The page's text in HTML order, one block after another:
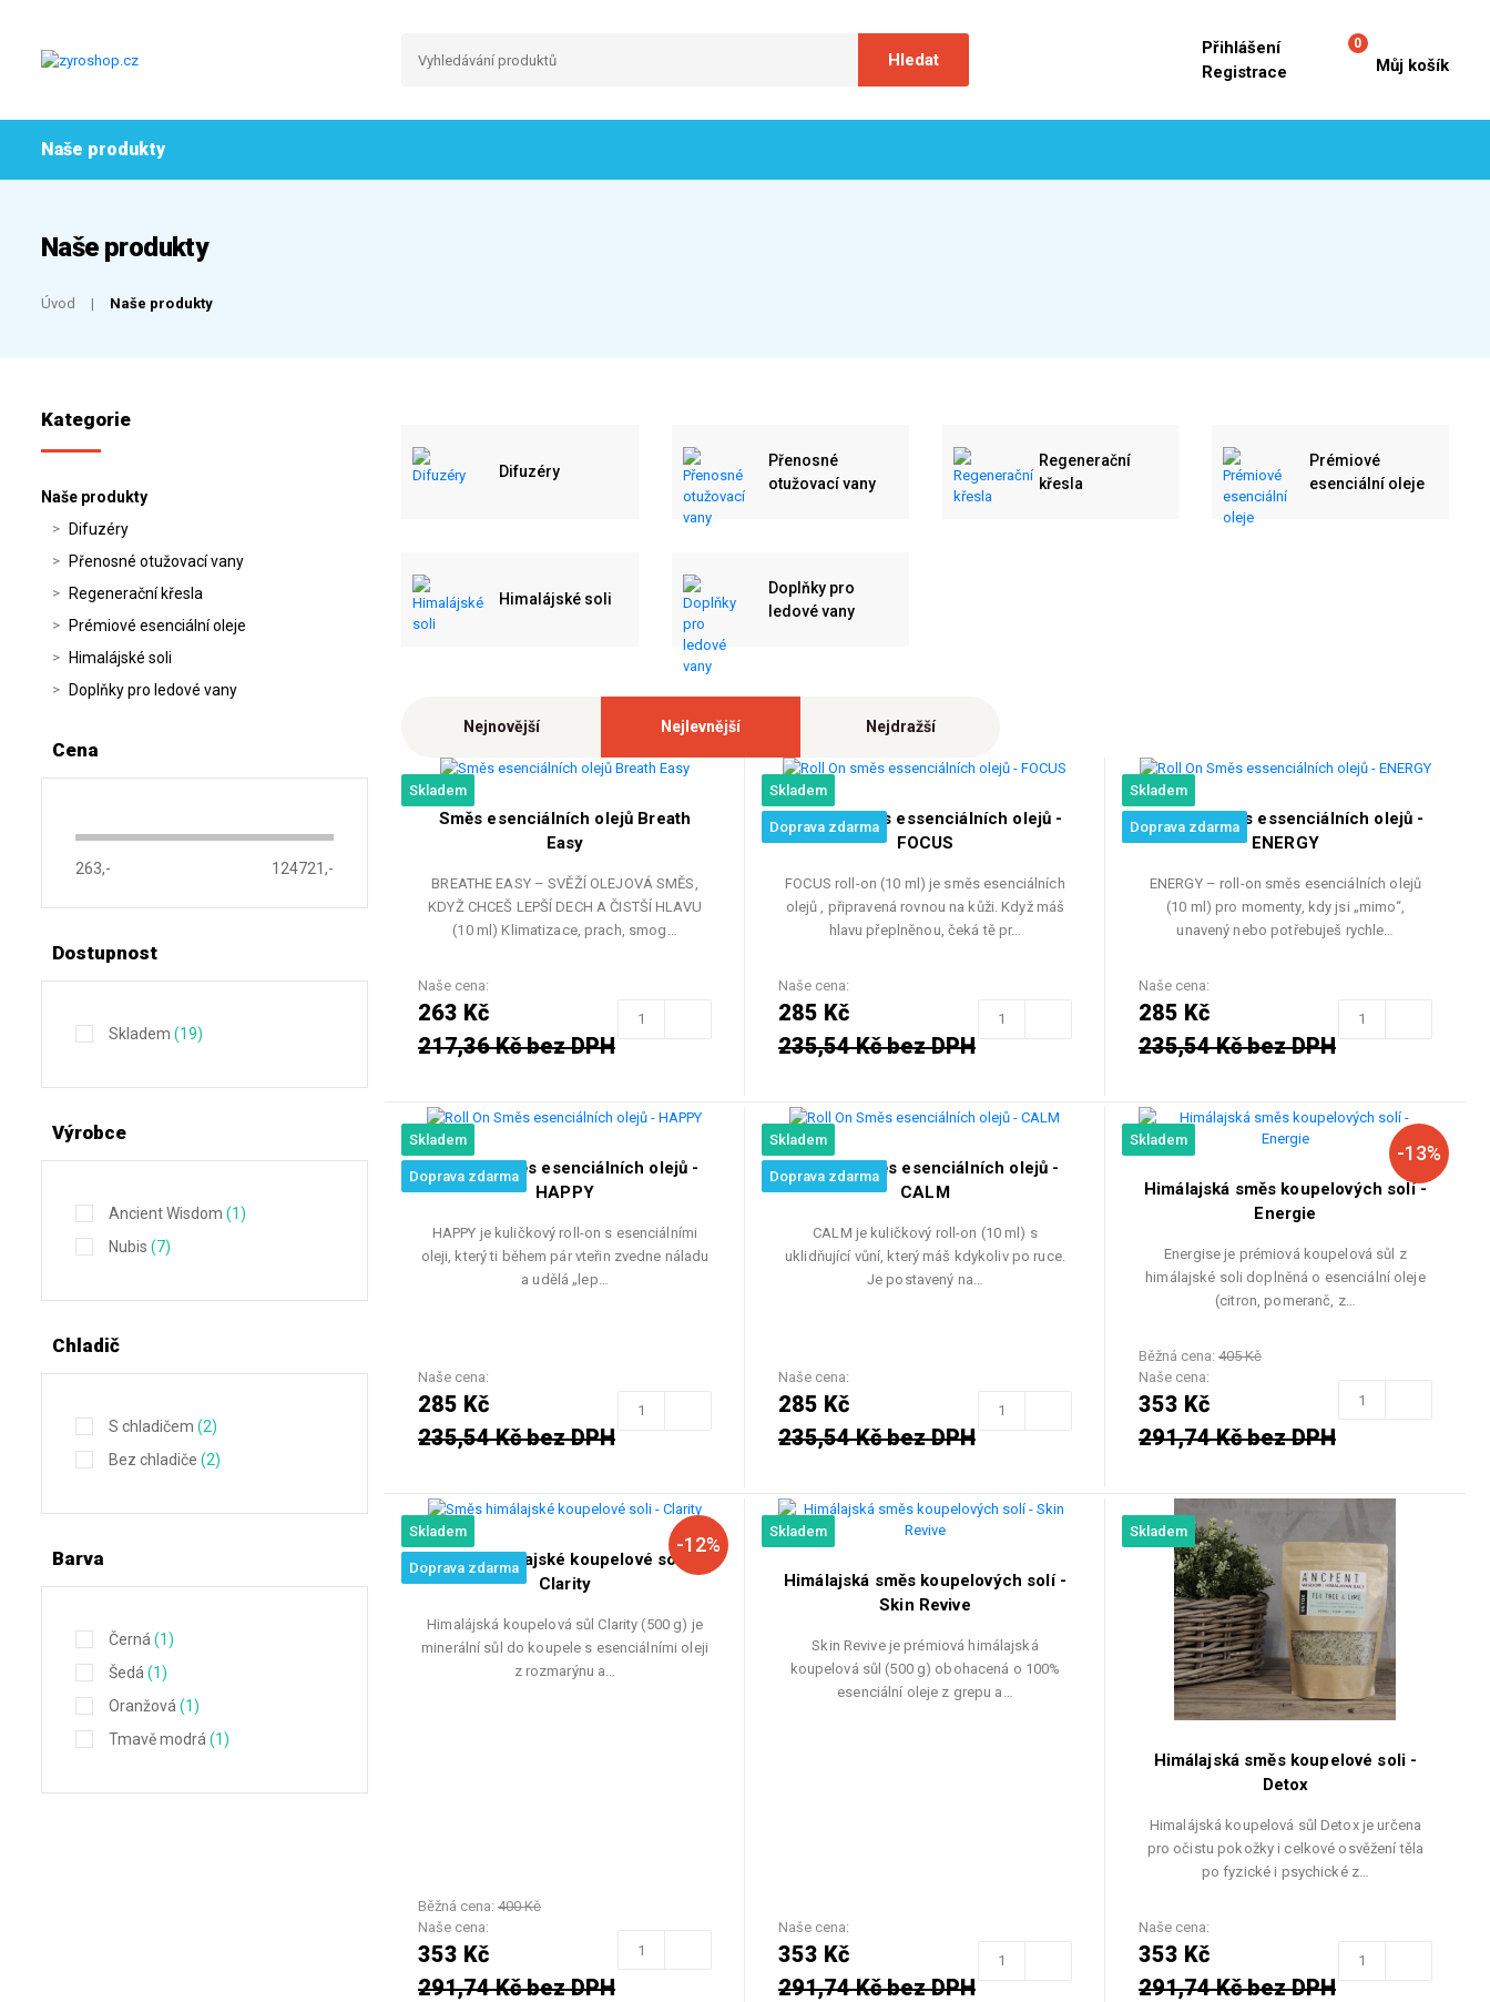
Přihlášení
Registrace
0
Můj košík
Naše produkty
Naše produkty
Úvod Naše produkty
Kategorie
Naše produkty
Difuzéry
Přenosné otužovací vany
Regenerační křesla
Prémiové esenciální oleje
Himalájské soli
Doplňky pro ledové vany
Cena
263,- 124721,-
Dostupnost
Skladem (19)
Výrobce
Ancient Wisdom (1)
Nubis (7)
Chladič
S chladičem (2)
Bez chladiče (2)
Barva
Černá (1)
Šedá (1)
Oranžová (1)
Tmavě modrá (1)
Difuzéry
Přenosné
otužovací vany
Regenerační
křesla
Prémiové
esenciální oleje
Himalájské soli
Doplňky pro
ledové vany
Nejnovější Nejlevnější Nejdražší
Skladem
Směs esenciálních olejů Breath
Easy
BREATHE EASY – SVĚŽÍ OLEJOVÁ SMĚS,
KDYŽ CHCEŠ LEPŠÍ DECH A ČISTŠÍ HLAVU
(10 ml) Klimatizace, prach, smog…
Naše cena:
263 Kč
217,36 Kč bez DPH
Skladem
Doprava zdarma
Roll On směs essenciálních olejů -
FOCUS
FOCUS roll-on (10 ml) je směs esenciálních
olejů , připravená rovnou na kůži. Když máš
hlavu přeplněnou, čeká tě pr…
Naše cena:
285 Kč
235,54 Kč bez DPH
Skladem
Doprava zdarma
Roll On Směs essenciálních olejů -
ENERGY
ENERGY – roll-on směs esenciálních olejů
(10 ml) pro momenty, kdy jsi „mimo“,
unavený nebo potřebuješ rychle…
Naše cena:
285 Kč
235,54 Kč bez DPH
Skladem
Doprava zdarma
Roll On Směs esenciálních olejů -
HAPPY
HAPPY je kuličkový roll-on s esenciálními
oleji, který ti během pár vteřin zvedne náladu
a udělá „lep…
Naše cena:
285 Kč
235,54 Kč bez DPH
Skladem
Doprava zdarma
Roll On Směs esenciálních olejů -
CALM
CALM je kuličkový roll-on (10 ml) s
uklidňující vůní, který máš kdykoliv po ruce.
Je postavený na…
Naše cena:
285 Kč
235,54 Kč bez DPH
Skladem
-13%
Himálajská směs koupelových solí -
Energie
Energise je prémiová koupelová sůl z
himálajské soli doplněná o esenciální oleje
(citron, pomeranč, z…
Běžná cena: 405 Kč
Naše cena:
353 Kč
291,74 Kč bez DPH
Skladem
Doprava zdarma
-12%
Směs himálajské koupelové soli -
Clarity
Himalájská koupelová sůl Clarity (500 g) je
minerální sůl do koupele s esenciálními oleji
z rozmarýnu a…
Běžná cena: 400 Kč
Naše cena:
353 Kč
291,74 Kč bez DPH
Skladem
Himálajská směs koupelových solí -
Skin Revive
Skin Revive je prémiová himálajská
koupelová sůl (500 g) obohacená o 100%
esenciální oleje z grepu a…
Naše cena:
353 Kč
291,74 Kč bez DPH
Skladem
Himálajská směs koupelové soli -
Detox
Himalájská koupelová sůl Detox je určena
pro očistu pokožky i celkové osvěžení těla
po fyzické i psychické z…
Naše cena:
353 Kč
291,74 Kč bez DPH